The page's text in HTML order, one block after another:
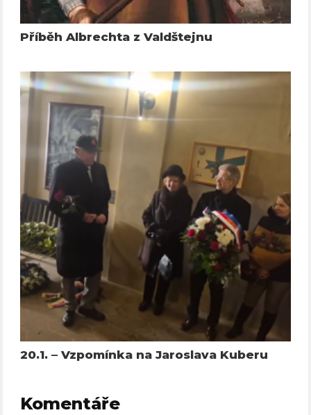
Příběh Albrechta z Valdštejnu
20.1. – Vzpomínka na Jaroslava Kuberu
Komentáře